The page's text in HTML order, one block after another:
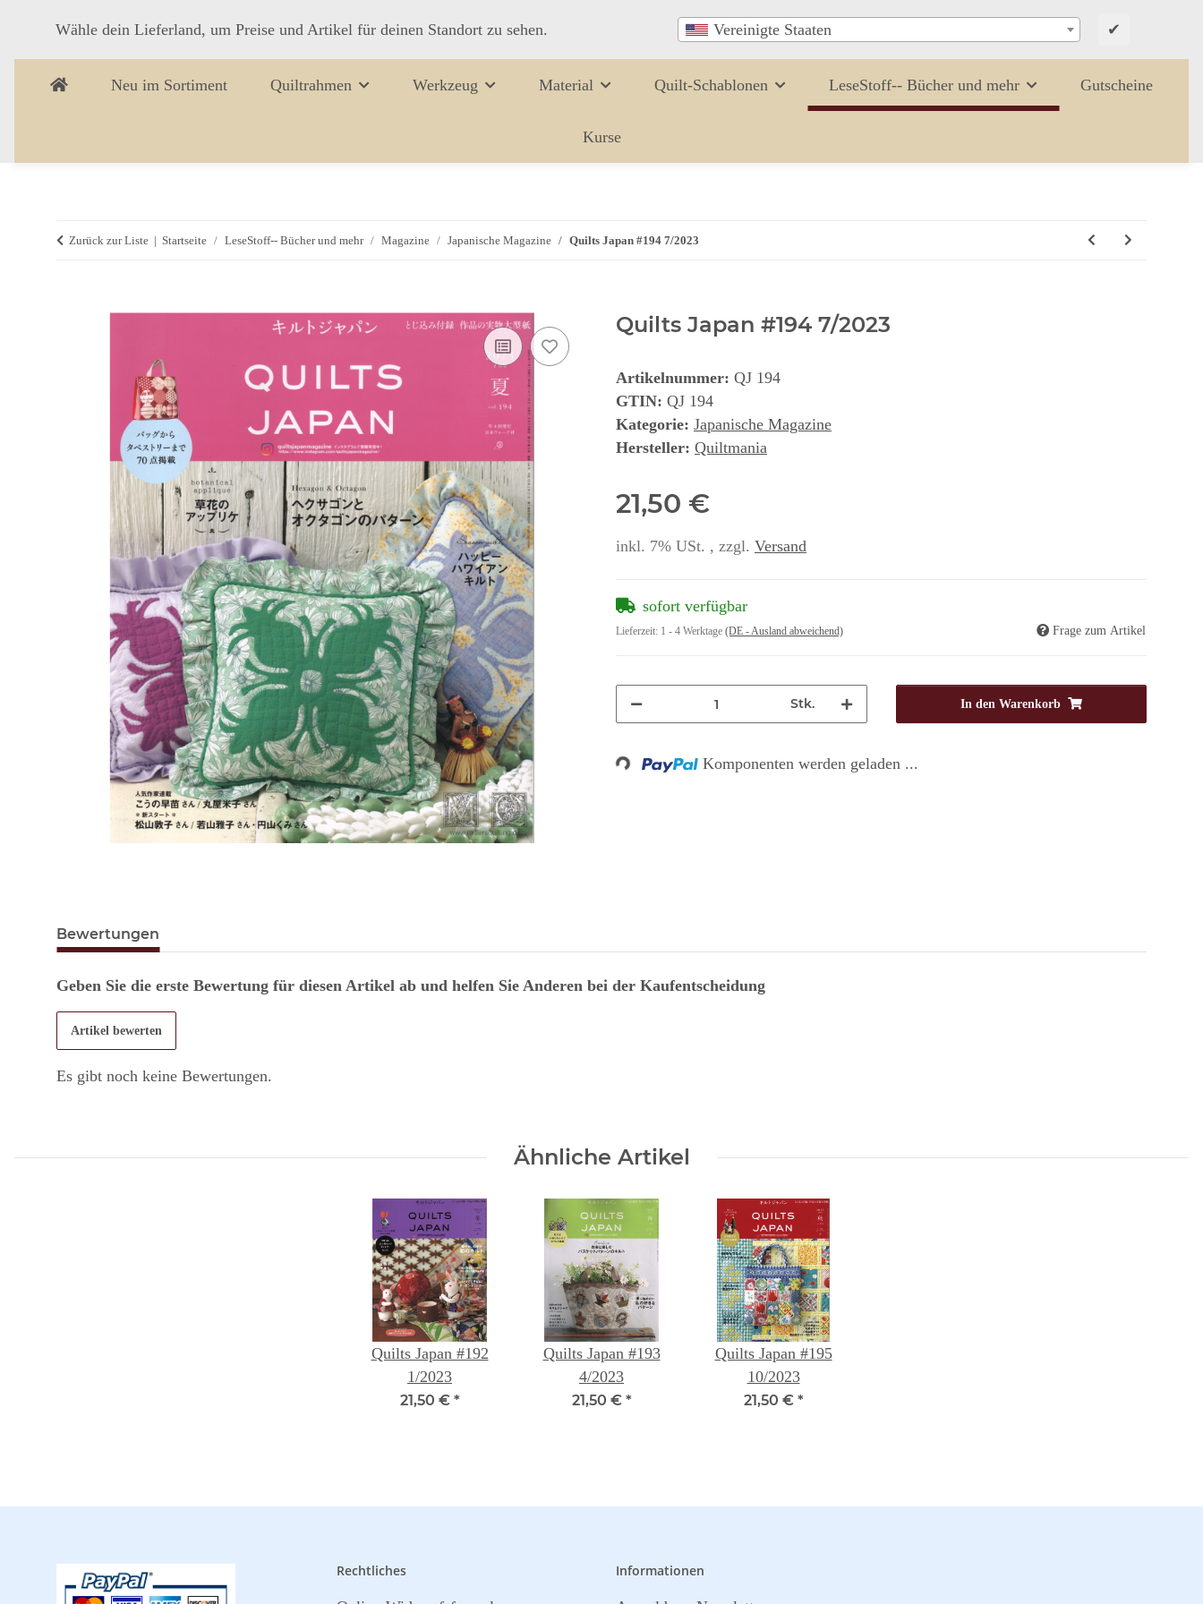
Wähle dein Lieferland, um Preise und Artikel für deinen Standort zu sehen. Vereinigte Staaten ✔
Neu im Sortiment Quiltrahmen Werkzeug Material Quilt-Schablonen LeseStoff-- Bücher und mehr Gutscheine
Kurse
Zurück zur Liste Startseite LeseStoff-- Bücher und mehr Magazine Japanische Magazine Quilts Japan #194 7/2023
Quilts Japan #194 7/2023
Artikelnummer: QJ 194
GTIN: QJ 194
Kategorie: Japanische Magazine
Hersteller: Quiltmania
21,50 €
inkl. 7% USt. , zzgl. Versand
sofort verfügbar
Lieferzeit: 1 - 4 Werktage (DE - Ausland abweichend) Frage zum Artikel
Stk. In den Warenkorb
Loading... Komponenten werden geladen ...
Bewertungen
Geben Sie die erste Bewertung für diesen Artikel ab und helfen Sie Anderen bei der Kaufentscheidung
Artikel bewerten
Es gibt noch keine Bewertungen.
Ähnliche Artikel
Quilts Japan #192
1/2023
21,50 € *
Quilts Japan #193
4/2023
21,50 € *
Quilts Japan #195
10/2023
21,50 € *
Rechtliches Informationen